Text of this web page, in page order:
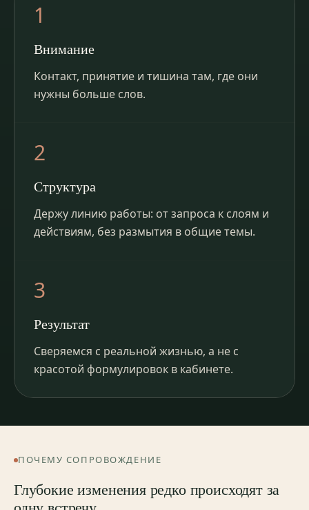
1
Внимание
Контакт, принятие и тишина там, где они
нужны больше слов.
2
Структура
Держу линию работы: от запроса к слоям и
действиям, без размытия в общие темы.
3
Результат
Сверяемся с реальной жизнью, а не с
красотой формулировок в кабинете.
ПОЧЕМУ СОПРОВОЖДЕНИЕ
Глубокие изменения редко происходят за